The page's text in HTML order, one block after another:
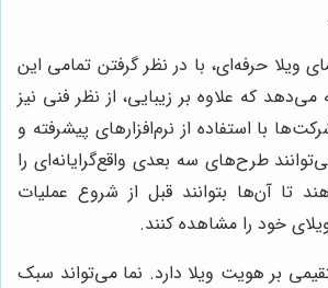
حرفه‌ای، با در نظر گرفتن تمامی این
می‌دهد که علاوه بر زیبایی، از نظر فنی نیز
با استفاده از نرم‌افزارهای پیشرفته و
طرح‌های سه بعدی واقع‌گرایانه‌ای را
تا آن‌ها بتوانند قبل از شروع عملیات
خود را مشاهده کنند.
بر هویت ویلا دارد. نما می‌تواند سبک